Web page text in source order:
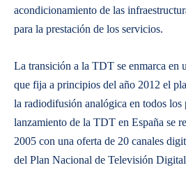
acondicionamiento de las
para la prestación de los servicios.
La transición a la TDT se enmarca en
que fija a principios del año 2012 el
la radiodifusión analógica en todos los
lanzamiento de la TDT en España se
2005 con una oferta de 20 canales
del Plan Nacional de Televisión